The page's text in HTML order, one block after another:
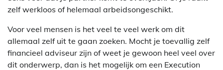
zelf werkloos of helemaal arbeidsongeschikt.
Voor veel mensen is het veel te veel werk om dit
allemaal zelf uit te gaan zoeken. Mocht je toevallig zelf
financieel adviseur zijn of weet je gewoon heel veel over
dit onderwerp, dan is het mogelijk om een Execution